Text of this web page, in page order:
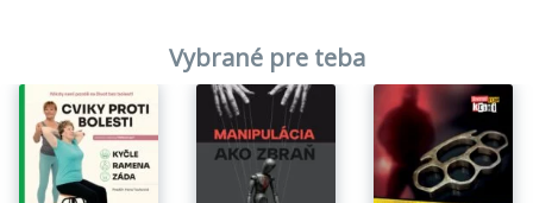
Vybrané pre teba